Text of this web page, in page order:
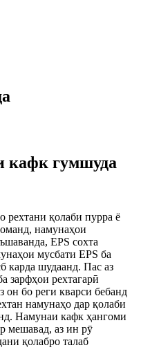
кафк гумшуда
рехтани қолаби пурра ё
намунаҳои
EPS сохта
мусбати EPS ба
карда шудаанд. Пас аз
зарфҳои рехтагарӣ
он бо реги кварси бебанд
намунаҳо дар қолаби
Намунаи кафк ҳангоми
мешавад, аз ин рӯ
қолабро талаб